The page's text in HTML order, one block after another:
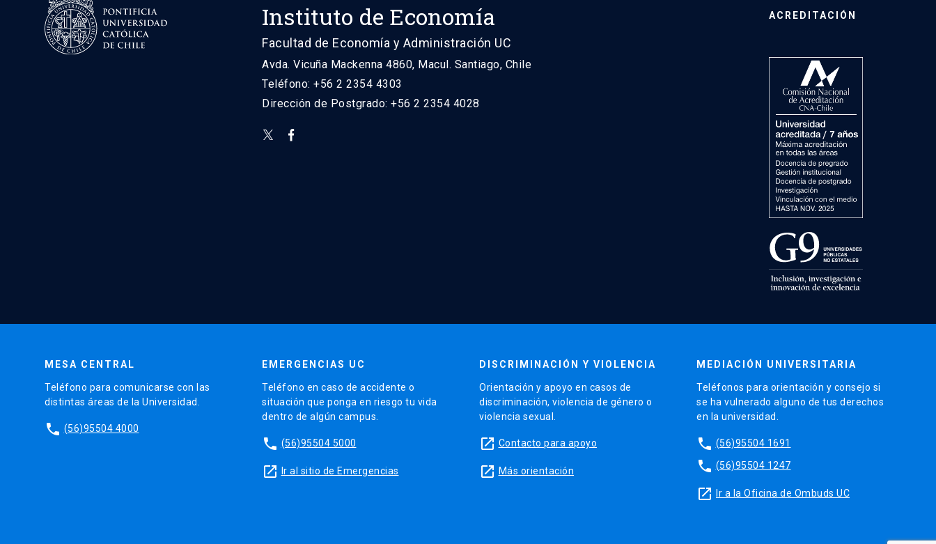
Instituto de Economía
Facultad de Economía y Administración UC
Avda. Vicuña Mackenna 4860, Macul. Santiago, Chile
Teléfono: +56 2 2354 4303
Dirección de Postgrado: +56 2 2354 4028
ACREDITACIÓN
MESA CENTRAL
Teléfono para comunicarse con las
distintas áreas de la Universidad.
phone (56)95504 4000
EMERGENCIAS UC
Teléfono en caso de accidente o
situación que ponga en riesgo tu vida
dentro de algún campus.
phone (56)95504 5000
launch Ir al sitio de Emergencias
DISCRIMINACIÓN Y VIOLENCIA
Orientación y apoyo en casos de
discriminación, violencia de género o
violencia sexual.
launch Contacto para apoyo
launch Más orientación
MEDIACIÓN UNIVERSITARIA
Teléfonos para orientación y consejo si
se ha vulnerado alguno de tus derechos
en la universidad.
phone (56)95504 1691
phone (56)95504 1247
launch Ir a la Oficina de Ombuds UC